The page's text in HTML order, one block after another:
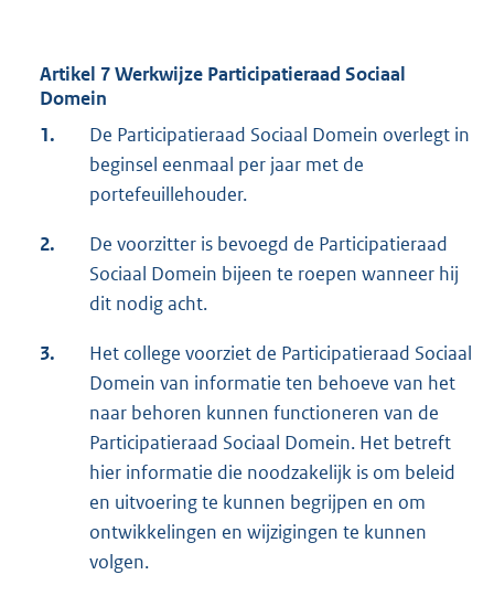
Artikel 7 Werkwijze Participatieraad Sociaal
Domein
1.
De Participatieraad Sociaal Domein overlegt in
beginsel eenmaal per jaar met de
portefeuillehouder.
2.
De voorzitter is bevoegd de Participatieraad
Sociaal Domein bijeen te roepen wanneer hij
dit nodig acht.
3.
Het college voorziet de Participatieraad Sociaal
Domein van informatie ten behoeve van het
naar behoren kunnen functioneren van de
Participatieraad Sociaal Domein. Het betreft
hier informatie die noodzakelijk is om beleid
en uitvoering te kunnen begrijpen en om
ontwikkelingen en wijzigingen te kunnen
volgen.